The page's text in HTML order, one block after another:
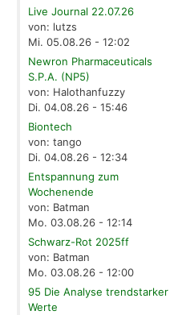
Live Journal 22.07.26
von: lutzs
Mi. 05.08.26 - 12:02
Newron Pharmaceuticals
S.P.A. (NP5)
von: Halothanfuzzy
Di. 04.08.26 - 15:46
Biontech
von: tango
Di. 04.08.26 - 12:34
Entspannung zum
Wochenende
von: Batman
Mo. 03.08.26 - 12:14
Schwarz-Rot 2025ff
von: Batman
Mo. 03.08.26 - 12:00
95 Die Analyse trendstarker
Werte